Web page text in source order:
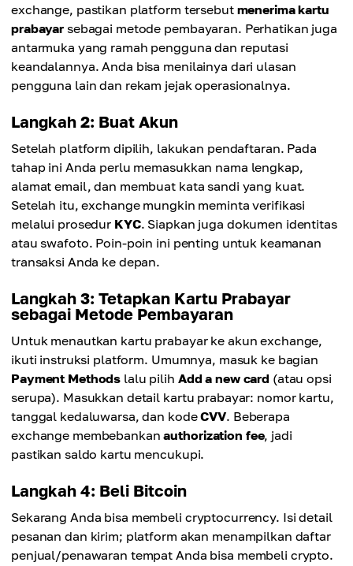
exchange, pastikan platform tersebut menerima kartu
prabayar sebagai metode pembayaran. Perhatikan juga
antarmuka yang ramah pengguna dan reputasi
keandalannya. Anda bisa menilainya dari ulasan
pengguna lain dan rekam jejak operasionalnya.
Langkah 2: Buat Akun
Setelah platform dipilih, lakukan pendaftaran. Pada
tahap ini Anda perlu memasukkan nama lengkap,
alamat email, dan membuat kata sandi yang kuat.
Setelah itu, exchange mungkin meminta verifikasi
melalui prosedur KYC. Siapkan juga dokumen identitas
atau swafoto. Poin-poin ini penting untuk keamanan
transaksi Anda ke depan.
Langkah 3: Tetapkan Kartu Prabayar
sebagai Metode Pembayaran
Untuk menautkan kartu prabayar ke akun exchange,
ikuti instruksi platform. Umumnya, masuk ke bagian
Payment Methods lalu pilih Add a new card (atau opsi
serupa). Masukkan detail kartu prabayar: nomor kartu,
tanggal kedaluwarsa, dan kodeCVV. Beberapa
exchange membebankanauthorization fee, jadi
pastikan saldo kartu mencukupi.
Langkah 4: Beli Bitcoin
Sekarang Anda bisa membeli cryptocurrency. Isi detail
pesanan dan kirim; platform akan menampilkan daftar
penjual/penawaran tempat Anda bisa membeli crypto.